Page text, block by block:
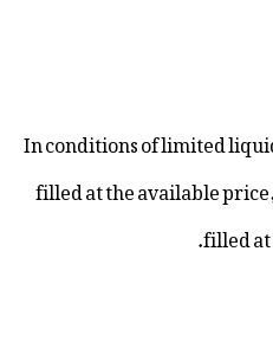
In conditions
filled at the